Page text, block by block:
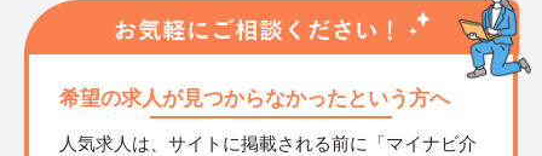
希望の求人が見つからなかったという方へ
人気求人は、サイトに掲載される前に「マイナビ介